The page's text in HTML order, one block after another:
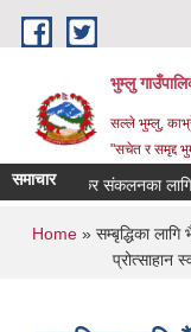
Skip to main content
भुम्लु
सल्ले भुम्लु,
"सचेत र समृद्द
समाचार
विज्ञापन कर संकलनका लागि
You are
Home » सम्बृद्धिका
प्रोत्साहान